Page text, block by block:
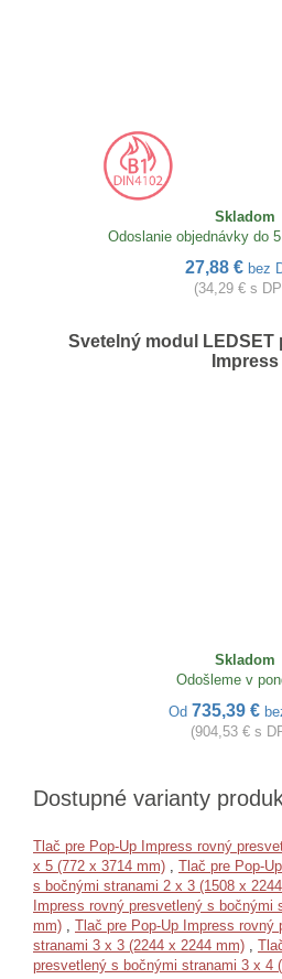
Skladom
Odoslanie objednávky do
27,88 € bez
(34,29 € s
Svetelný modul LEDSET
Impress
Skladom
Odošleme v
Od 735,39 €
(904,53 € s
Dostupné varianty
Tlač pre Pop-Up Impress rovný
x 5 (772 x 3714 mm) , Tlač pre Pop-
s bočnými stranami 2 x 3 (1508 x
Impress rovný presvetlený s bočnými
mm) , Tlač pre Pop-Up Impress rovný
stranami 3 x 3 (2244 x 2244 mm) ,
presvetlený s bočnými stranami 3 x 4